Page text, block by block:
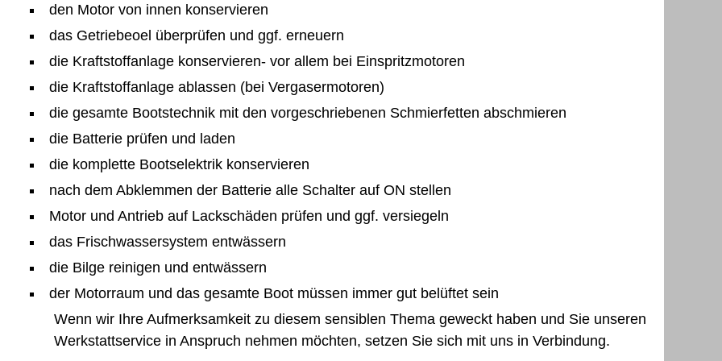
den Motor von innen konservieren
das Getriebeoel überprüfen und ggf. erneuern
die Kraftstoffanlage konservieren- vor allem bei Einspritzmotoren
die Kraftstoffanlage ablassen (bei Vergasermotoren)
die gesamte Bootstechnik mit den vorgeschriebenen Schmierfetten abschmieren
die Batterie prüfen und laden
die komplette Bootselektrik konservieren
nach dem Abklemmen der Batterie alle Schalter auf ON stellen
Motor und Antrieb auf Lackschäden prüfen und ggf. versiegeln
das Frischwassersystem entwässern
die Bilge reinigen und entwässern
der Motorraum und das gesamte Boot müssen immer gut belüftet sein
Wenn wir Ihre Aufmerksamkeit zu diesem sensiblen Thema geweckt haben und Sie unseren
Werkstattservice in Anspruch nehmen möchten, setzen Sie sich mit uns in Verbindung.